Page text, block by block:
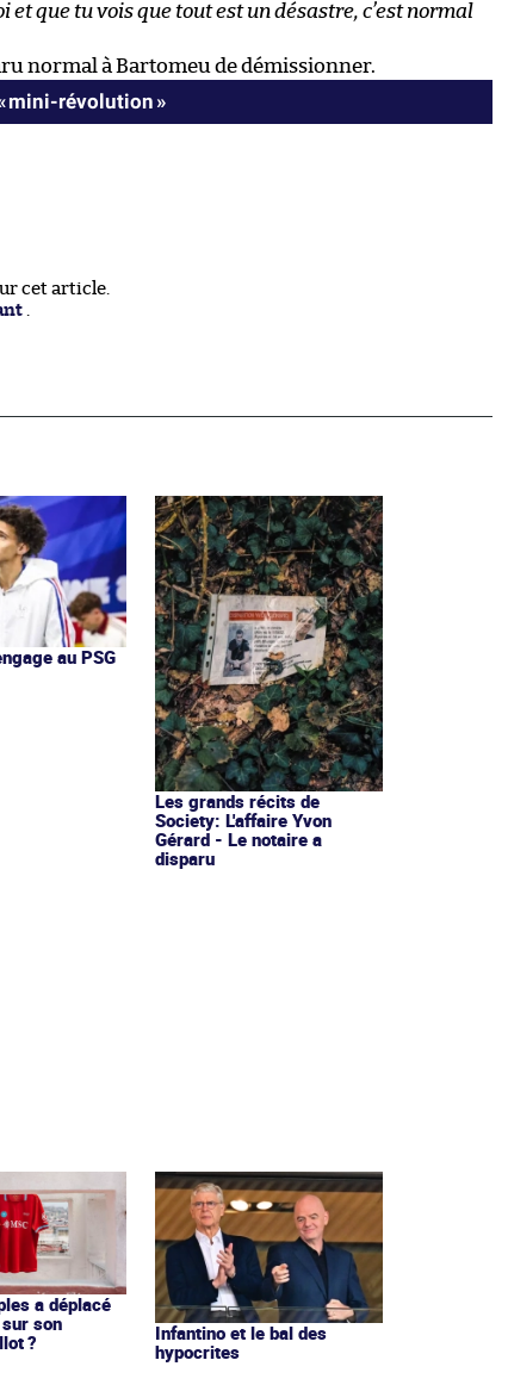
et que tu vois que tout est un désastre, c’est normal
normal à Bartomeu de démissionner.
mini-révolution »
cet article.
.
au PSG
Les grands récits de
Society: L'affaire Yvon
Gérard - Le notaire a
disparu
a déplacé
son
?
Infantino et le bal des
hypocrites